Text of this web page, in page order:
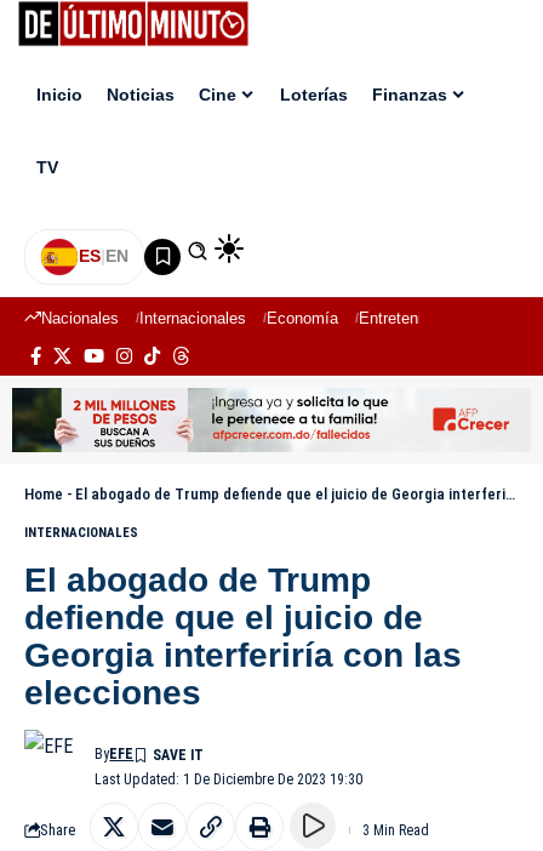
Inicio Noticias Cine Loterías Finanzas
TV
ES|EN
Nacionales Internacionales Economía Entretenimiento
Home - El abogado de Trump defiende que el juicio de Georgia interferiría con las elecciones
INTERNACIONALES
El abogado de Trump
defiende que el juicio de
Georgia interferiría con las
elecciones
Last Updated: 1 De Diciembre De 2023 19:30
ByEFE
Share 3 Min Read